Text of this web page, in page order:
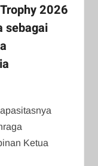
2026
sebagai
Ketua